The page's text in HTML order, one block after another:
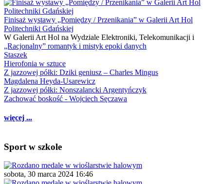
Finisaż wystawy „Pomiędzy / Przenikania” w Galerii Art Hol
Politechniki Gdańskiej
W Galerii Art Hol na Wydziale Elektroniki, Telekomunikacji i
„Racjonalny” romantyk i mistyk epoki danych
Staszek
Hierofonia w sztuce
Z jazzowej półki: Dziki geniusz – Charles Mingus
Magdalena Heyda-Usarewicz
Z jazzowej półki: Nonszalancki Argentyńczyk
Zachować boskość - Wojciech Sęczawa
więcej ...
Sport w szkole
sobota, 30 marca 2024 16:46